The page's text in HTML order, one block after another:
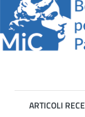
ARTICOLI